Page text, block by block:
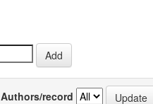
Authors/record